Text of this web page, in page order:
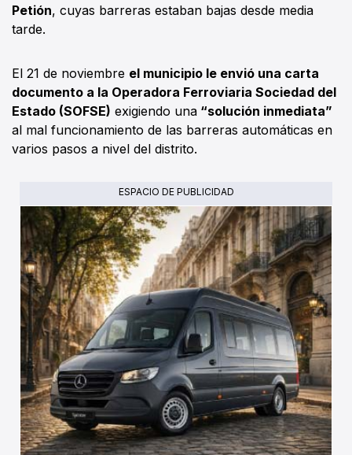
Petión, cuyas barreras estaban bajas desde media
tarde.
El 21 de noviembre el municipio le envió una carta
documento a la Operadora Ferroviaria Sociedad del
Estado (SOFSE) exigiendo una “solución inmediata”
al mal funcionamiento de las barreras automáticas en
varios pasos a nivel del distrito.
ESPACIO DE PUBLICIDAD